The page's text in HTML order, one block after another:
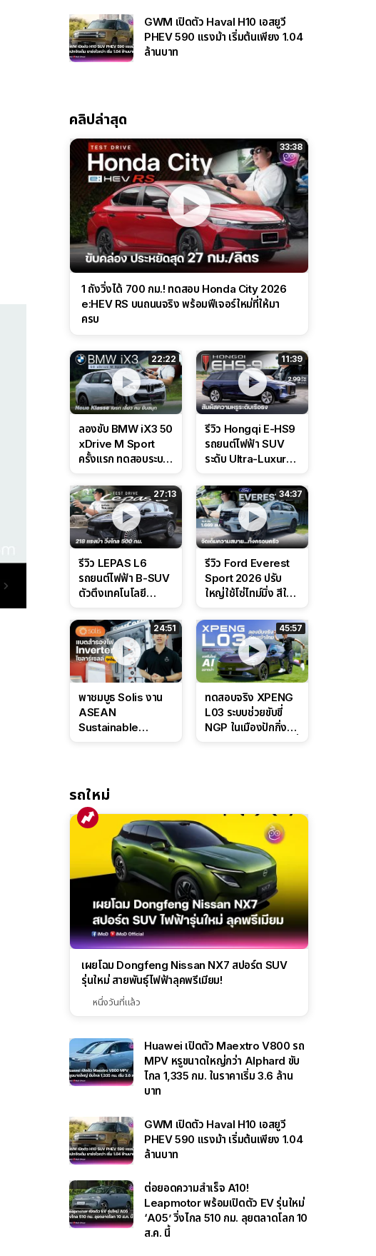
GWM เปิดตัว Haval H10 เอสยูวี
PHEV 590 แรงม้า เริ่มต้นเพียง 1.04
ล้านบาท
คลิปล่าสุด
33:38
1 ถังวิ่งได้ 700 กม.! ทดสอบ Honda City 2026
e:HEV RS บนถนนจริง พร้อมฟีเจอร์ใหม่ที่ให้มา
ครบ
22:22
ลองขับ BMW iX3 50
xDrive M Sport
ครั้งแรก ทดสอบระบบ
Performance แบบ
จัดเต็มในสนาม
11:39
รีวิว Hongqi E-HS9
รถยนต์ไฟฟ้า SUV
ระดับ Ultra-Luxury
CDC นุ่มหนึบเหนือ
ระดับ
27:13
รีวิว LEPAS L6
รถยนต์ไฟฟ้า B-SUV
ตัวตึงเทคโนโลยี
ล่างหนึบ ลุ้นราคา 7
แสนต้น
34:37
รีวิว Ford Everest
Sport 2026 ปรับ
ใหญ่ใช้โซ่ไทม์มิ่ง สีใหม่
ดุดันสไตล์ครอบครัว
สายลุย
24:51
พาชมบูธ Solis งาน
ASEAN
Sustainable
IntelliHouse และ
EverCORE โซลูชัน
ESS ครบวงจร
45:57
ทดสอบจริง XPENG
L03 ระบบช่วยขับขี่
NGP ในเมืองปักกิ่ง
รถใหม่
เผยโฉม Dongfeng Nissan NX7 สปอร์ต SUV
รุ่นใหม่ สายพันธุ์ไฟฟ้าลุคพรีเมียม!
หนึ่งวันที่แล้ว
Huawei เปิดตัว Maextro V800 รถ
MPV หรูขนาดใหญ่กว่า Alphard ขับ
ไกล 1,335 กม. ในราคาเริ่ม 3.6 ล้าน
บาท
GWM เปิดตัว Haval H10 เอสยูวี
PHEV 590 แรงม้า เริ่มต้นเพียง 1.04
ล้านบาท
ต่อยอดความสำเร็จ A10!
Leapmotor พร้อมเปิดตัว EV รุ่นใหม่
‘A05’ วิ่งไกล 510 กม. ลุยตลาดโลก 10
ส.ค. นี้